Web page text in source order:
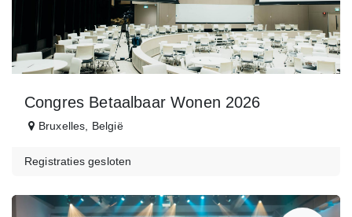
Congres Betaalbaar Wonen 2026
Bruxelles België
Registraties gesloten